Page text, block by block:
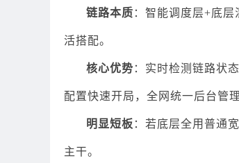
链路本质 ：智能调度层+底
活搭配。
核心优势 ：实时检测链路状
配置快速开局，全网统一后台管
明显短板 ：若底层全用普通
主干。